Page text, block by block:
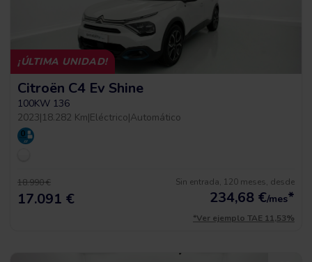
¡ÚLTIMA UNIDAD!
Citroën C4 Ev Shine
100KW 136
2023|18.282 Km|Eléctrico|Automático
18.990 €
17.091 €
Sin entrada, 120 meses, desde
234,68 €/mes*
*Ver ejemplo TAE 11,53%